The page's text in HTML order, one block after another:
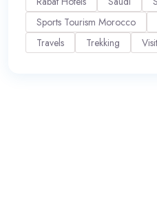
Sports Tourism Morocco
Travels
Trekking